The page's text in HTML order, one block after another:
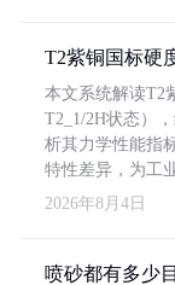
T2紫铜国标硬
本文系统解读T2
T2_1/2H状态）
析其力学性能指
特性差异，为工
2026年8月4日
喷砂都有多少目